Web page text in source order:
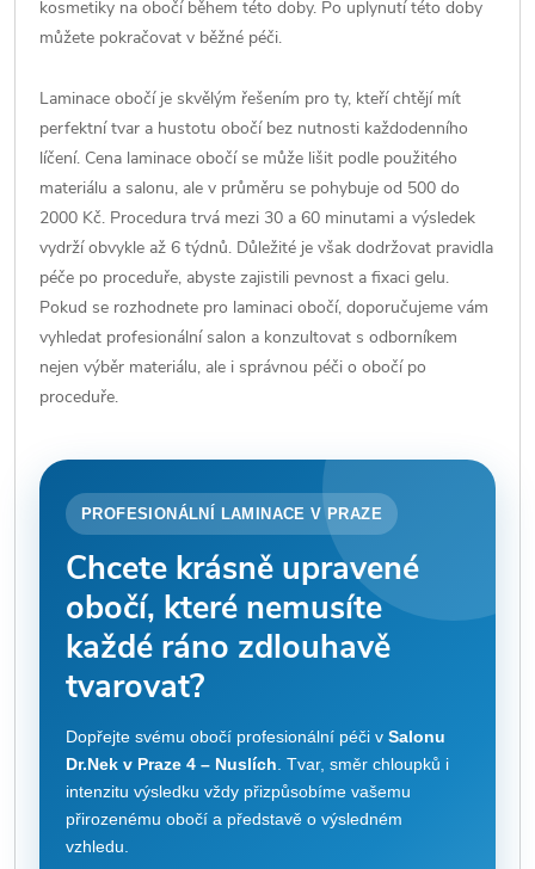
kosmetiky na obočí během této doby. Po uplynutí této doby
můžete pokračovat v běžné péči.
Laminace obočí je skvělým řešením pro ty, kteří chtějí mít
perfektní tvar a hustotu obočí bez nutnosti každodenního
líčení. Cena laminace obočí se může lišit podle použitého
materiálu a salonu, ale v průměru se pohybuje od 500 do
2000 Kč. Procedura trvá mezi 30 a 60 minutami a výsledek
vydrží obvykle až 6 týdnů. Důležité je však dodržovat pravidla
péče po proceduře, abyste zajistili pevnost a fixaci gelu.
Pokud se rozhodnete pro laminaci obočí, doporučujeme vám
vyhledat profesionální salon a konzultovat s odborníkem
nejen výběr materiálu, ale i správnou péči o obočí po
proceduře.
PROFESIONÁLNÍ LAMINACE V PRAZE
Chcete krásně upravené
obočí, které nemusíte
každé ráno zdlouhavě
tvarovat?
Dopřejte svému obočí profesionální péči v Salonu
Dr.Nek v Praze 4 – Nuslích . Tvar, směr chloupků i
intenzitu výsledku vždy přizpůsobíme vašemu
přirozenému obočí a představě o výsledném
vzhledu.